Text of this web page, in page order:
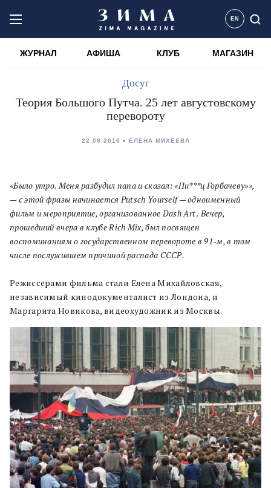
EN
ЖУРНАЛ АФИША КЛУБ МАГАЗИН
Досуг
Теория Большого Путча. 25 лет августовскому
перевороту
22.09.2016 ЕЛЕНА МИХЕЕВА
«Было утро. Меня разбудил папа и сказал: «Пи***ц Горбачеву»»,
— с этой фразы начинается Putsch Yourself — одноименный
фильм и мероприятие, организованное Dash Art . Вечер,
прошедший вчера в клубе Rich Mix, был посвящен
воспоминаниям о государственном перевороте в 91-м, в том
числе послужившем причиной распада СССР.
Режиссерами фильма стали Елена Михайловская,
независимый кинодокументалист из Лондона, и
Маргарита Новикова, видеохудожник из Москвы.